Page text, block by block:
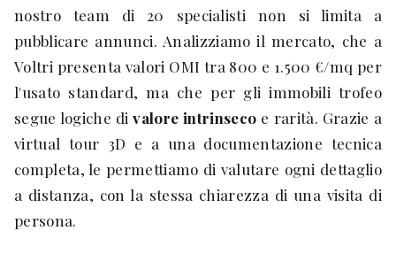
nostro team di 20 specialisti non si limita a
pubblicare annunci. Analizziamo il mercato, che a
Voltri presenta valori OMI tra 800 e 1.500 €/mq per
l'usato standard, ma che per gli immobili trofeo
segue logiche divalore intrinseco e rarità. Grazie a
virtual tour 3D e a una documentazione tecnica
completa, le permettiamo di valutare ogni dettaglio
a distanza, con la stessa chiarezza di una visita di
persona.